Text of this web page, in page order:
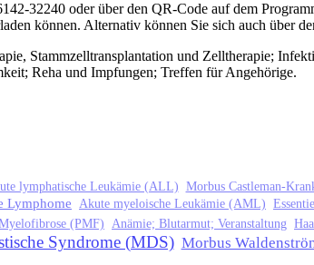
32240 oder über den QR-Code auf dem
können. Alternativ können Sie sich auch über
Stammzelltransplantation und Zelltherapie;
Reha und Impfungen; Treffen für Angehörige.
lymphatische Leukämie (ALL) Morbus Castleman-
Lymphome Akute myeloische Leukämie (AML)
(PMF) Anämie; Blutarmut; Veranstaltung
Syndrome (MDS) Morbus